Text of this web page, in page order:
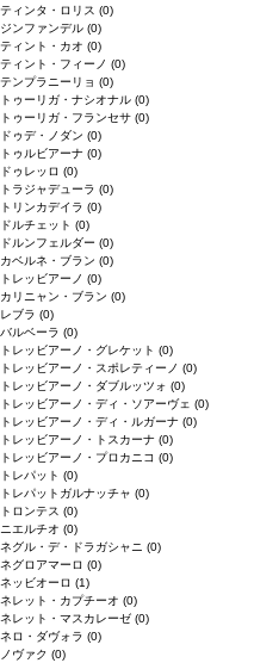
ティンタ・ロリス (0)
ジンファンデル (0)
ティント・カオ (0)
ティント・フィーノ (0)
テンプラニーリョ (0)
トゥーリガ・ナシオナル (0)
トゥーリガ・フランセサ (0)
ドゥデ・ノダン (0)
トゥルビアーナ (0)
ドゥレッロ (0)
トラジャデューラ (0)
トリンカデイラ (0)
ドルチェット (0)
ドルンフェルダー (0)
カベルネ・ブラン (0)
トレッビアーノ (0)
カリニャン・ブラン (0)
レブラ (0)
バルベーラ (0)
トレッビアーノ・グレケット (0)
トレッビアーノ・スポレティーノ (0)
トレッビアーノ・ダブルッツォ (0)
トレッビアーノ・ディ・ソアーヴェ (0)
トレッビアーノ・ディ・ルガーナ (0)
トレッビアーノ・トスカーナ (0)
トレッビアーノ・プロカニコ (0)
トレパット (0)
トレパットガルナッチャ (0)
トロンテス (0)
ニエルチオ (0)
ネグル・デ・ドラガシャニ (0)
ネグロアマーロ (0)
ネッビオーロ (1)
ネレット・カプチーオ (0)
ネレット・マスカレーゼ (0)
ネロ・ダヴォラ (0)
ノヴァク (0)